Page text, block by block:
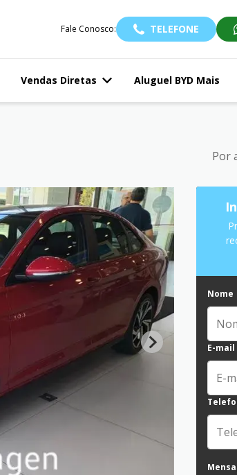
Fale Conosco: TELEFONE
Vendas Diretas Aluguel BYD Mais
Por
Nome
E-mail